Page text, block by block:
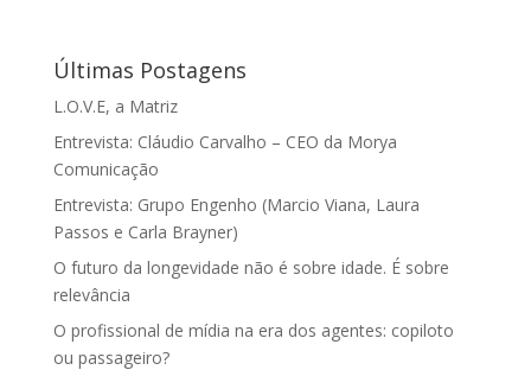
Últimas Postagens
L.O.V.E, a Matriz
Entrevista: Cláudio Carvalho – CEO da Morya
Comunicação
Entrevista: Grupo Engenho (Marcio Viana, Laura
Passos e Carla Brayner)
O futuro da longevidade não é sobre idade. É sobre
relevância
O profissional de mídia na era dos agentes: copiloto
ou passageiro?